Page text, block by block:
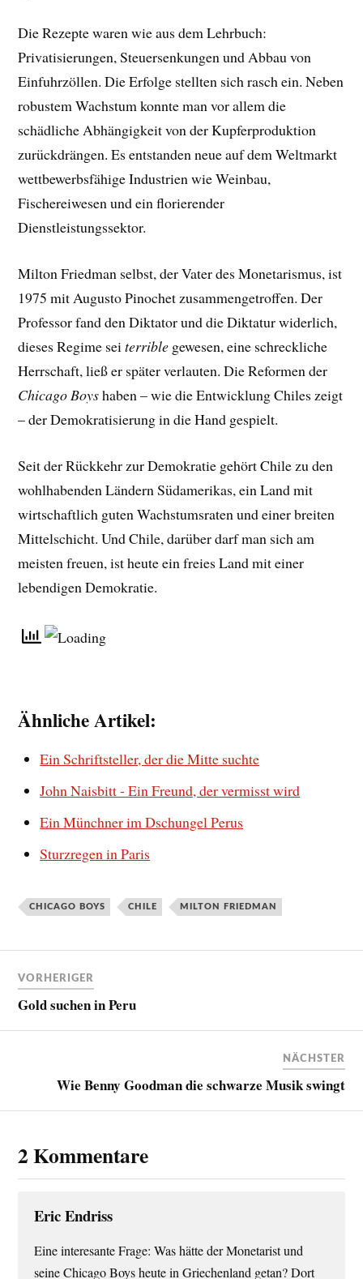
Die Rezepte waren wie aus dem Lehrbuch:
Privatisierungen, Steuersenkungen und Abbau von
Einfuhrzöllen. Die Erfolge stellten sich rasch ein. Neben
robustem Wachstum konnte man vor allem die
schädliche Abhängigkeit von der Kupferproduktion
zurückdrängen. Es entstanden neue auf dem Weltmarkt
wettbewerbsfähige Industrien wie Weinbau,
Fischereiwesen und ein florierender
Dienstleistungssektor.
Milton Friedman selbst, der Vater des Monetarismus, ist
1975 mit Augusto Pinochet zusammengetroffen. Der
Professor fand den Diktator und die Diktatur widerlich,
dieses Regime seiterrible gewesen, eine schreckliche
Herrschaft, ließ er später verlauten. Die Reformen der
Chicago Boyshaben – wie die Entwicklung Chiles zeigt
– der Demokratisierung in die Hand gespielt.
Seit der Rückkehr zur Demokratie gehört Chile zu den
wohlhabenden Ländern Südamerikas, ein Land mit
wirtschaftlich guten Wachstumsraten und einer breiten
Mittelschicht. Und Chile, darüber darf man sich am
meisten freuen, ist heute ein freies Land mit einer
lebendigen Demokratie.
Ähnliche Artikel:
Ein Schriftsteller, der die Mitte suchte
John Naisbitt - Ein Freund, der vermisst wird
Ein Münchner im Dschungel Perus
Sturzregen in Paris
CHICAGO BOYS CHILE MILTON FRIEDMAN
VORHERIGER
Gold suchen in Peru
NÄCHSTER
Wie Benny Goodman die schwarze Musik swingt
2 Kommentare
Eric Endriss
Eine interesante Frage: Was hätte der Monetarist und
seine Chicago Boys heute in Griechenland getan? Dort